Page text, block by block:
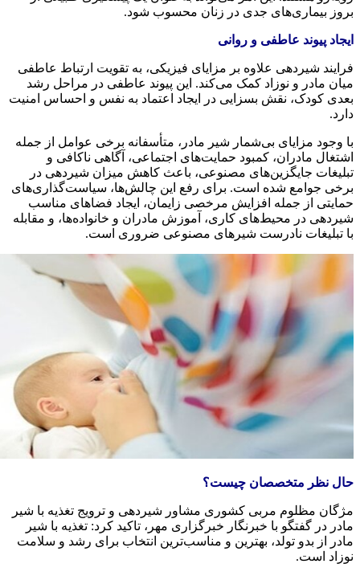
بیماری‌های جدی در زنان محسوب شود.
پیوند عاطفی و روانی
شیردهی علاوه بر مزایای فیزیکی، به تقویت ارتباط عاطفی
مادر و نوزاد کمک می‌کند. این پیوند عاطفی در مراحل رشد
کودک، نقش بسزایی در ایجاد اعتماد به نفس و احساس امنیت
وجود مزایای بی‌شمار شیر مادر، متأسفانه برخی عوامل از جمله
مادران، کمبود حمایت‌های اجتماعی، آگاهی ناکافی و
جایگزین‌های مصنوعی، باعث کاهش میزان شیردهی در
جوامع شده است. برای رفع این چالش‌ها، سیاست‌گذاری‌های
از جمله افزایش مرخصی زایمان، ایجاد فضاهای مناسب
در محیط‌های کاری، آموزش مادران و خانواده‌ها، و مقابله
تبلیغات نادرست شیرهای مصنوعی ضروری است.
نظر متخصصان چیست؟
مظلوم مربی کشوری مشاور شیردهی و ترویج تغذیه با شیر
در گفتگو با خبرنگار خبرگزاری مهر، تاکید کرد: تغذیه با شیر
از بدو تولد، بهترین و مناسب‌ترین انتخاب برای رشد و سلامت
است.